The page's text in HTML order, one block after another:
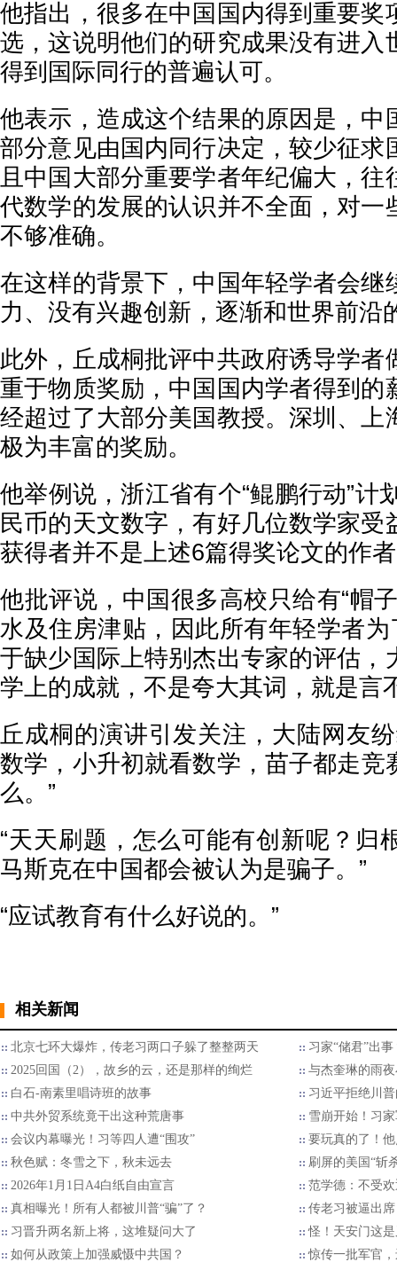
他指出，很多在中国国内得到重要奖
选，这说明他们的研究成果没有进入
得到国际同行的普遍认可。
他表示，造成这个结果的原因是，中
部分意见由国内同行决定，较少征求
且中国大部分重要学者年纪偏大，往
代数学的发展的认识并不全面，对一
不够准确。
在这样的背景下，中国年轻学者会继
力、没有兴趣创新，逐渐和世界前沿
此外，丘成桐批评中共政府诱导学者
重于物质奖励，中国国内学者得到的
经超过了大部分美国教授。深圳、上
极为丰富的奖励。
他举例说，浙江省有个“鲲鹏行动”计
民币的天文数字，有好几位数学家受
获得者并不是上述6篇得奖论文的作
他批评说，中国很多高校只给有“帽
水及住房津贴，因此所有年轻学者为
于缺少国际上特别杰出专家的评估，
学上的成就，不是夸大其词，就是言
丘成桐的演讲引发关注，大陆网友
数学，小升初就看数学，苗子都走竞
么。”
“天天刷题，怎么可能有创新呢？归
马斯克在中国都会被认为是骗子。”
“应试教育有什么好说的。”
相关新闻
北京七环大爆炸，传老习两口子躲了整整两天
习家“储君”出
2025回国（2），故乡的云，还是那样的绚烂
与杰奎琳的雨
白石-南素里唱诗班的故事
习近平拒绝川普
中共外贸系统竟干出这种荒唐事
雪崩开始！习
会议内幕曝光！习等四人遭“围攻”
要玩真的了！
秋色赋：冬雪之下，秋未远去
刷屏的美国“斩
2026年1月1日A4白纸自由宣言
范学德：不受
真相曝光！所有人都被川普“骗”了？
传老习被逼出
习晋升两名新上将，这堆疑问大了
怪！天安门这
如何从政策上加强威慑中共国？
惊传一批军官